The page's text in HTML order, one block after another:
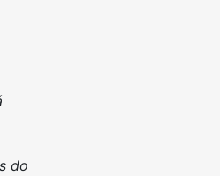
do